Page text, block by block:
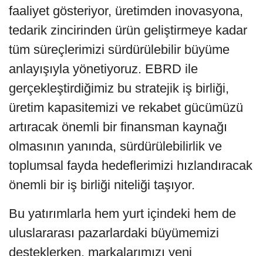
faaliyet gösteriyor, üretimden inovasyona,
tedarik zincirinden ürün geliştirmeye kadar
tüm süreçlerimizi sürdürülebilir büyüme
anlayışıyla yönetiyoruz. EBRD ile
gerçekleştirdiğimiz bu stratejik iş birliği,
üretim kapasitemizi ve rekabet gücümüzü
artıracak önemli bir finansman kaynağı
olmasının yanında, sürdürülebilirlik ve
toplumsal fayda hedeflerimizi hızlandıracak
önemli bir iş birliği niteliği taşıyor.
Bu yatırımlarla hem yurt içindeki hem de
uluslararası pazarlardaki büyümemizi
desteklerken, markalarımızı yeni